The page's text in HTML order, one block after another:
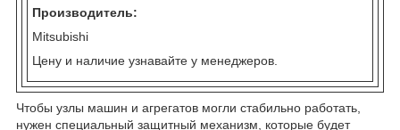
Производитель:
Mitsubishi
Цену и наличие узнавайте у менеджеров.
Чтобы узлы машин и агрегатов могли стабильно работать,
нужен специальный защитный механизм, которые будет